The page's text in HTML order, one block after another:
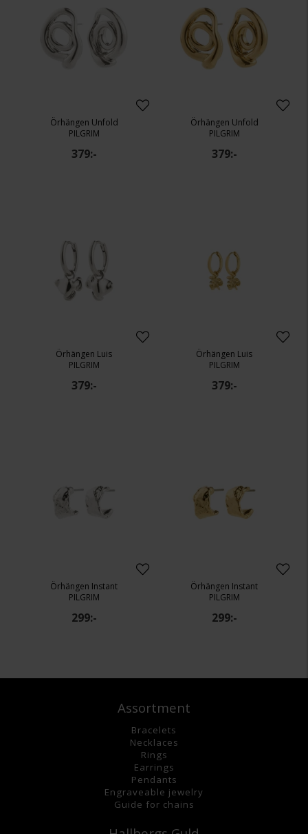
Örhängen Unfold
PILGRIM
379:-
Örhängen Unfold
PILGRIM
379:-
Örhängen Luis
PILGRIM
379:-
Örhängen Luis
PILGRIM
379:-
Örhängen Instant
PILGRIM
299:-
Örhängen Instant
PILGRIM
299:-
Assortment
Bracelets
Necklaces
Rings
Earrings
Pendants
Engraveable jewelry
Guide for chains